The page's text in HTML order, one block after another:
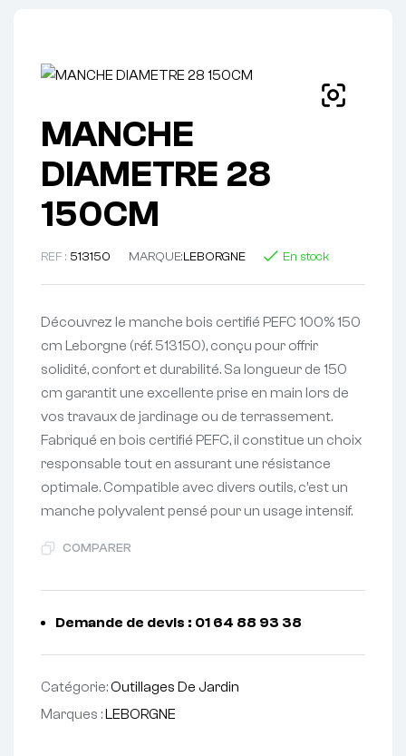
MANCHE
DIAMETRE 28
150CM
REF : 513150 MARQUE:LEBORGNE En stock
Découvrez le manche bois certifié PEFC 100% 150
cm Leborgne (réf. 513150), conçu pour offrir
solidité, confort et durabilité. Sa longueur de 150
cm garantit une excellente prise en main lors de
vos travaux de jardinage ou de terrassement.
Fabriqué en bois certifié PEFC, il constitue un choix
responsable tout en assurant une résistance
optimale. Compatible avec divers outils, c’est un
manche polyvalent pensé pour un usage intensif.
COMPARER
Demande de devis : 01 64 88 93 38
Catégorie:Outillages De Jardin
Marques :LEBORGNE